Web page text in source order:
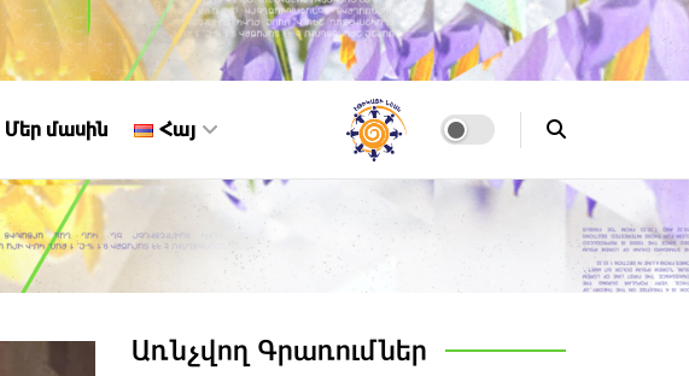
Մեր մասին Հայ
Առնչվող Գրառումներ